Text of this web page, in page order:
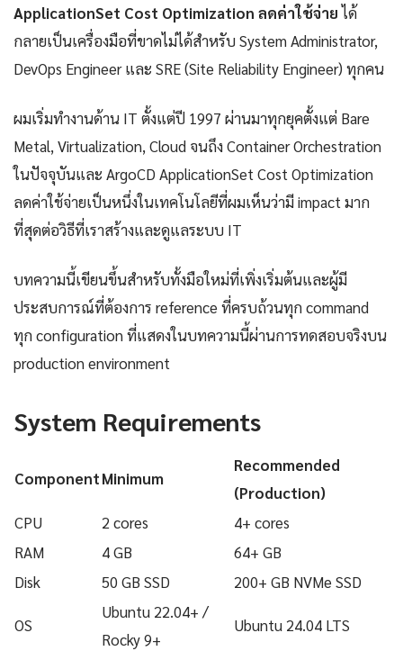
ApplicationSet Cost Optimization ลดค่าใช้จ่ายได้
กลายเป็นเครื่องมือที่ขาดไม่ได้สำหรับ System Administrator,
DevOps Engineer และ SRE (Site Reliability Engineer) ทุกคน
ผมเริ่มทำงานด้าน IT ตั้งแต่ปี 1997 ผ่านมาทุกยุคตั้งแต่ Bare
Metal, Virtualization, Cloud จนถึง Container Orchestration
ในปัจจุบันและ ArgoCD ApplicationSet Cost Optimization
ลดค่าใช้จ่ายเป็นหนึ่งในเทคโนโลยีที่ผมเห็นว่ามี impact มาก
ที่สุดต่อวิธีที่เราสร้างและดูแลระบบ IT
บทความนี้เขียนขึ้นสำหรับทั้งมือใหม่ที่เพิ่งเริ่มต้นและผู้มี
ประสบการณ์ที่ต้องการ reference ที่ครบถ้วนทุก command
ทุก configuration ที่แสดงในบทความนี้ผ่านการทดสอบจริงบน
production environment
System Requirements
ComponentMinimum
Recommended
(Production)
CPU
2 cores
4+ cores
RAM
4 GB
64+ GB
Disk
50 GB SSD 200+ GB NVMe SSD
OS
Ubuntu 22.04+ /
Rocky 9+
Ubuntu 24.04 LTS